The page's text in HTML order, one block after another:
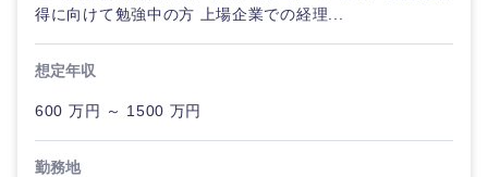
得に向けて勉強中の方 上場企業での経理...
想定年収
600 万円 ～ 1500 万円
勤務地